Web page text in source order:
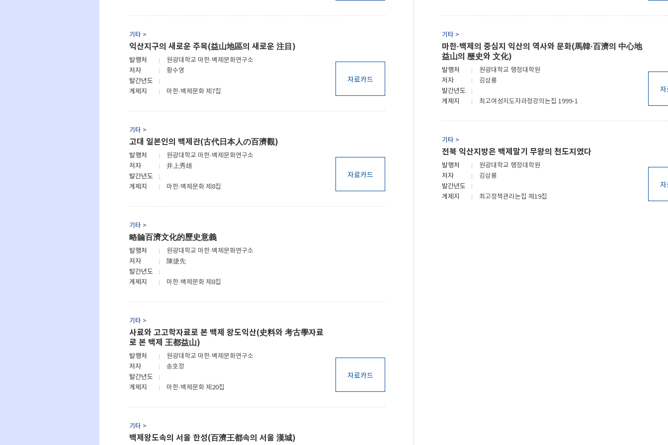
기타 >
익산지구의 새로운 주목(益山地區의 새로운 注目)
발행처
원광대학교 마한·백제문화연구소
저자
황수영
발간년도
게제지
마한·백제문화 제7집
자료카드
기타 >
고대 일본인의 백제관(古代日本人の百濟觀)
발행처
원광대학교 마한·백제문화연구소
저자
井上秀雄
발간년도
게제지
마한·백제문화 제8집
자료카드
기타 >
略論百濟文化的歷史意義
발행처
원광대학교 마한·백제문화연구소
저자
陳捷先
발간년도
게제지
마한·백제문화 제8집
기타 >
사료와 고고학자료로 본 백제 왕도익산(史料와 考古學자료
로 본 백제 王都益山)
발행처
원광대학교 마한·백제문화연구소
저자
송호정
발간년도
게제지
마한·백제문화 제20집
자료카드
기타 >
백제왕도속의 서울 한성(百濟王都속의 서울 漢城)
기타 >
마한·백제의 중심지 익산의 역사와 문화(馬韓·百濟의 中心地
益山의 歷史와 文化)
발행처
원광대학교 행정대학원
저자
김삼룡
발간년도
게제지
최고여성지도자과정강의논집 1999-1
자
기타 >
전북 익산지방은 백제말기 무왕의 천도지였다
발행처
원광대학교 행정대학원
저자
김삼룡
발간년도
게제지
최고정책관리논집 제19집
자